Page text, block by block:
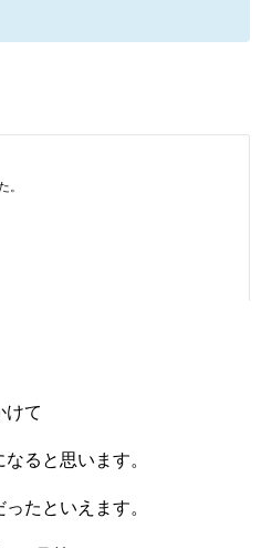
けて
ると思います。
たといえます。